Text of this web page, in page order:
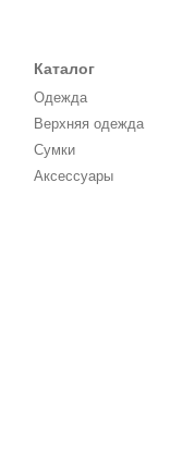
Каталог
Одежда
Верхняя одежда
Сумки
Аксессуары